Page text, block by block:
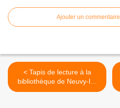
Ajouter un commentaire
< Tapis de lecture à la
bibliothèque de Neuvy-le-
Roi